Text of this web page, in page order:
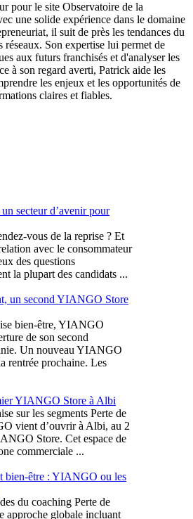
pour le site Observatoire de la
une solide expérience dans le domaine
il suit de près les tendances du
réseaux. Son expertise lui permet de
aux futurs franchisés et d'analyser les
à son regard averti, Patrick aide les
les enjeux et les opportunités de
claires et fiables.
secteur d’avenir pour
vous de la reprise ? Et
avec le consommateur
des questions
la plupart des candidats ...
un second YIANGO Store
bien-être, YIANGO
de son second
Un nouveau YIANGO
rentrée prochaine. Les
YIANGO Store à Albi
sur les segments Perte de
vient d’ouvrir à Albi, au 2
Store. Cet espace de
commerciale ...
bien-être : YIANGO ou les
du coaching Perte de
approche globale incluant